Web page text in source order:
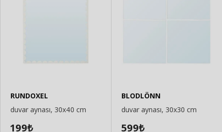
RUNDOXEL
duvar aynası, 30x40 cm
199₺
BLODLÖNN
duvar aynası, 30x30 cm
599₺